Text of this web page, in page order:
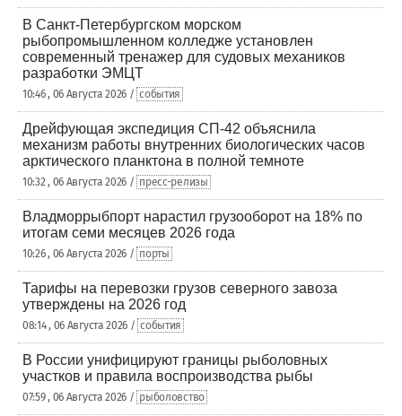
В Санкт-Петербургском морском
рыбопромышленном колледже установлен
современный тренажер для судовых механиков
разработки ЭМЦТ
10:46 , 06 Августа 2026 / события
Дрейфующая экспедиция СП-42 объяснила
механизм работы внутренних биологических часов
арктического планктона в полной темноте
10:32 , 06 Августа 2026 / пресс-релизы
Владморрыбпорт нарастил грузооборот на 18% по
итогам семи месяцев 2026 года
10:26 , 06 Августа 2026 / порты
Тарифы на перевозки грузов северного завоза
утверждены на 2026 год
08:14 , 06 Августа 2026 / события
В России унифицируют границы рыболовных
участков и правила воспроизводства рыбы
07:59 , 06 Августа 2026 / рыболовство